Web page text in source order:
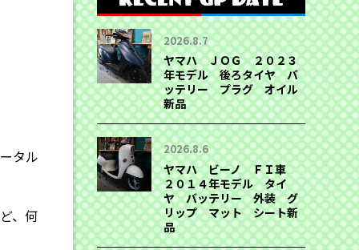
タル
、何
2026.8.7
ヤマハ ＪＯＧ ２０２３
年モデル 後ろタイヤ バ
ッテリー プラグ オイル
新品
2026.8.6
ヤマハ ビーノ ＦＩ車
２０１４年モデル タイ
ヤ バッテリー 外装 グ
リップ マット シート新
品